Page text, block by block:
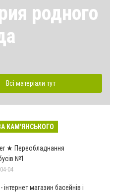
родного
Всі матеріали тут
КАМ'ЯНСЬКОГО
★ Переобладнання
№1
04
магазин басейнів і